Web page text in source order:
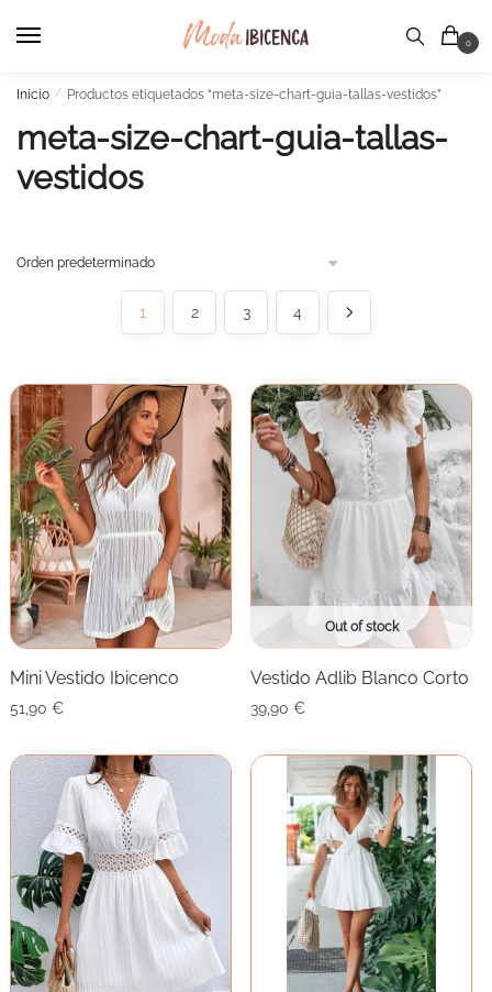
0
Inicio / Productos etiquetados “meta-size-chart-guia-tallas-vestidos”
meta-size-chart-guia-tallas-
vestidos
1 2 3 4
Mini Vestido Ibicenco
51,90 €
Out of stock
Vestido Adlib Blanco Corto
39,90€